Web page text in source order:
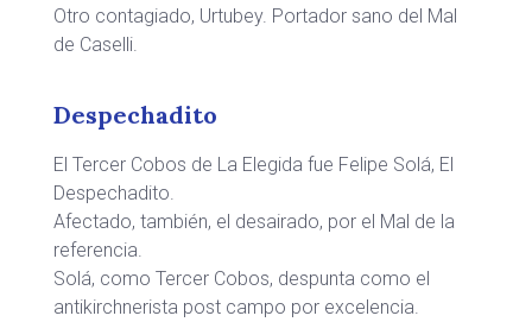
Otro contagiado, Urtubey. Portador sano del Mal
de Caselli.
Despechadito
El Tercer Cobos de La Elegida fue Felipe Solá, El
Despechadito.
Afectado, también, el desairado, por el Mal de la
referencia.
Solá, como Tercer Cobos, despunta como el
antikirchnerista post campo por excelencia.